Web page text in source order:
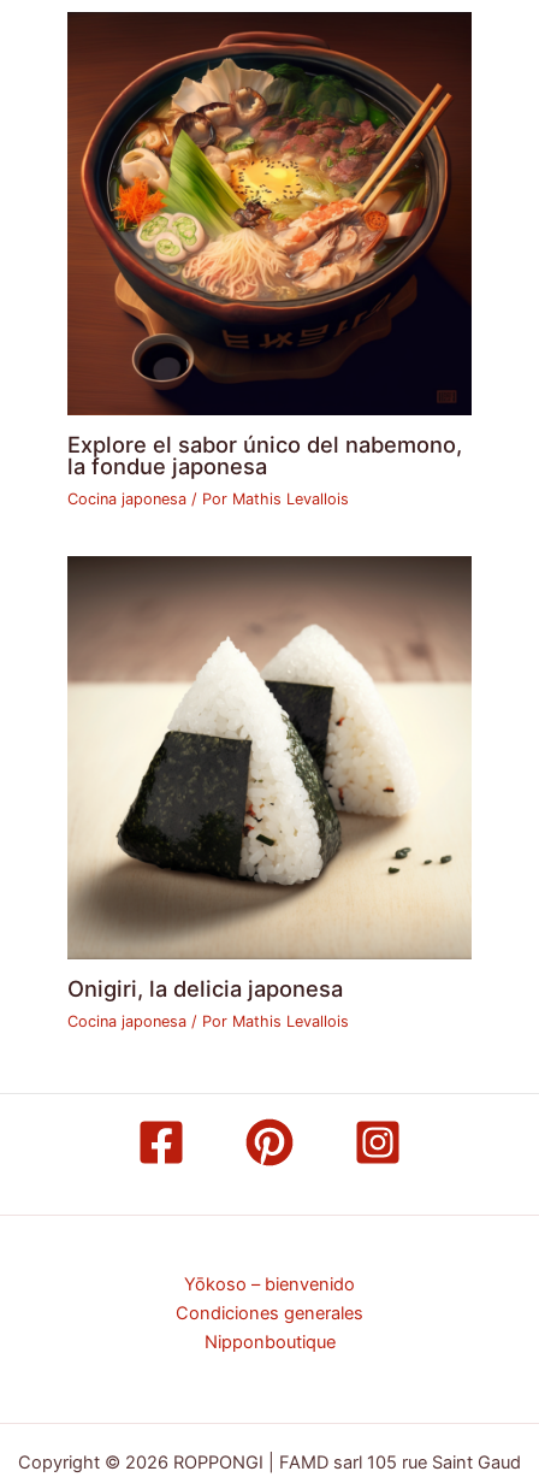
Explore el sabor único del nabemono,
la fondue japonesa
Cocina japonesa / Por Mathis Levallois
Onigiri, la delicia japonesa
Cocina japonesa / Por Mathis Levallois
Yōkoso – bienvenido
Condiciones generales
Nipponboutique
Copyright © 2026 ROPPONGI | FAMD sarl 105 rue Saint Gaud